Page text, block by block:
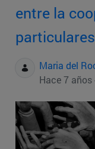
entre la
particulares
Maria del
Hace 7